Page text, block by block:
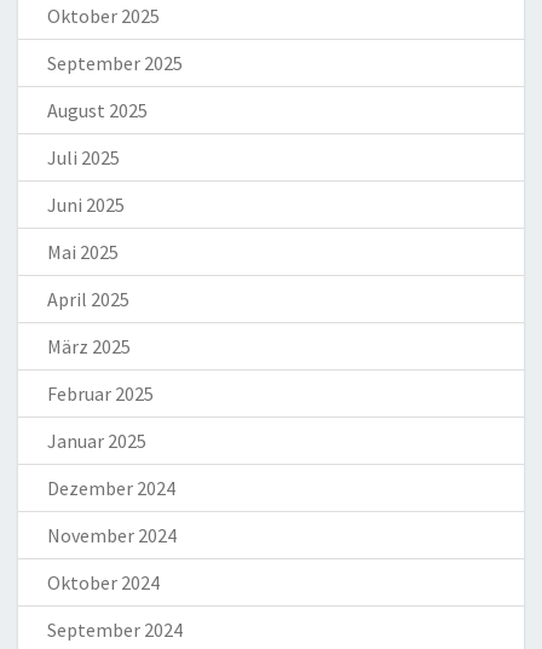
Oktober 2025
September 2025
August 2025
Juli 2025
Juni 2025
Mai 2025
April 2025
März 2025
Februar 2025
Januar 2025
Dezember 2024
November 2024
Oktober 2024
September 2024